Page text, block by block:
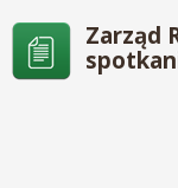
Zarząd